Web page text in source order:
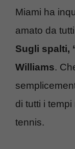
Miami ha
amato da
Sugli spalti,
Williams.
di tutti i
tennis.